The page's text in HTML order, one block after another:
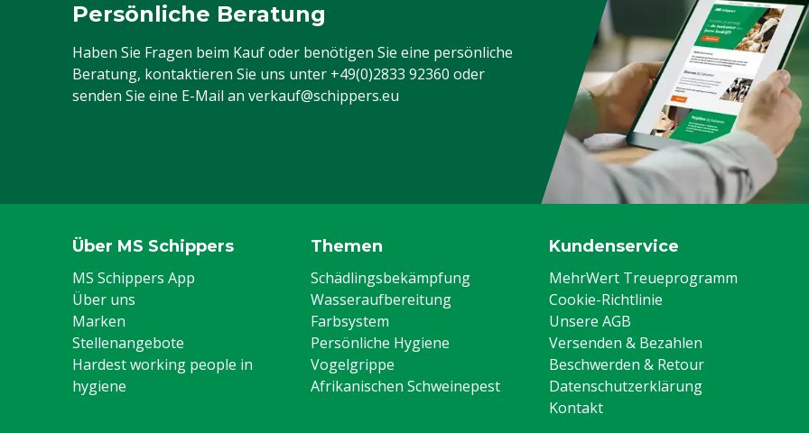
Persönliche Beratung
Haben Sie Fragen beim Kauf oder benötigen Sie eine persönliche
Beratung, kontaktieren Sie uns unter +49(0)2833 92360 oder
senden Sie eine E-Mail an verkauf@schippers.eu
Über MS Schippers
MS Schippers App
Über uns
Marken
Stellenangebote
Hardest working people in
hygiene
Themen
Schädlingsbekämpfung
Wasseraufbereitung
Farbsystem
Persönliche Hygiene
Vogelgrippe
Afrikanischen Schweinepest
Kundenservice
MehrWert Treueprogramm
Cookie-Richtlinie
Unsere AGB
Versenden & Bezahlen
Beschwerden & Retour
Datenschutzerklärung
Kontakt